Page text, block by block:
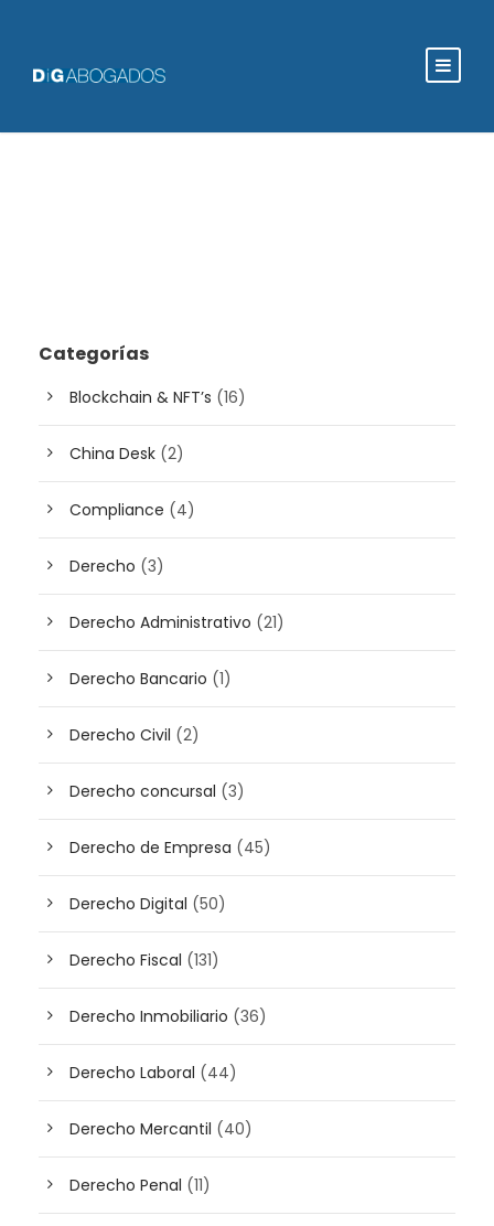
Categorías
Blockchain & NFT’s (16)
China Desk (2)
Compliance (4)
Derecho (3)
Derecho Administrativo (21)
Derecho Bancario (1)
Derecho Civil (2)
Derecho concursal (3)
Derecho de Empresa (45)
Derecho Digital (50)
Derecho Fiscal (131)
Derecho Inmobiliario (36)
Derecho Laboral (44)
Derecho Mercantil (40)
Derecho Penal (11)